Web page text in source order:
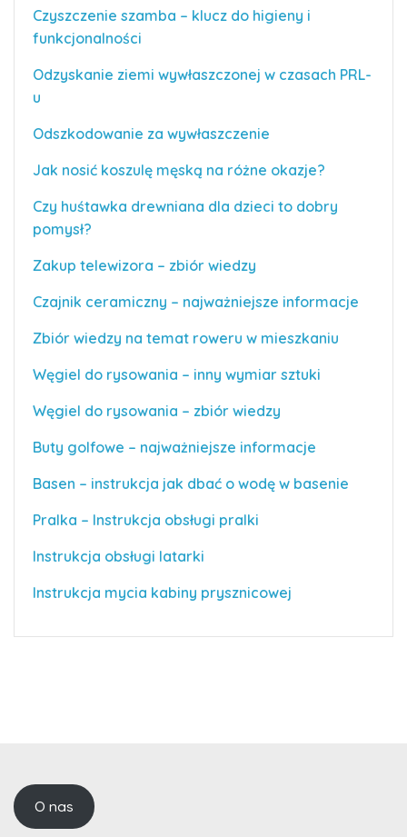
Czyszczenie szamba – klucz do higieny i
funkcjonalności
Odzyskanie ziemi wywłaszczonej w czasach PRL-
u
Odszkodowanie za wywłaszczenie
Jak nosić koszulę męską na różne okazje?
Czy huśtawka drewniana dla dzieci to dobry
pomysł?
Zakup telewizora – zbiór wiedzy
Czajnik ceramiczny – najważniejsze informacje
Zbiór wiedzy na temat roweru w mieszkaniu
Węgiel do rysowania – inny wymiar sztuki
Węgiel do rysowania – zbiór wiedzy
Buty golfowe – najważniejsze informacje
Basen – instrukcja jak dbać o wodę w basenie
Pralka – Instrukcja obsługi pralki
Instrukcja obsługi latarki
Instrukcja mycia kabiny prysznicowej
O nas